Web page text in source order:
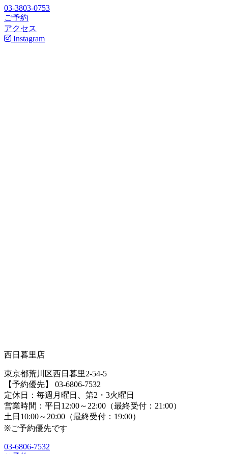
03-3803-0753
ご予約
アクセス
Instagram
西日暮里店
東京都荒川区西日暮里2-54-5
【予約優先】 03-6806-7532
定休日：毎週月曜日、第2・3火曜日
営業時間：平日12:00～22:00（最終受付：21:00）
土日10:00～20:00（最終受付：19:00）
※ご予約優先です
03-6806-7532